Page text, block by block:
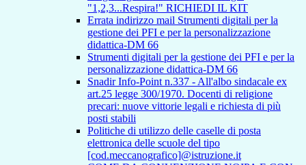
"1,2,3...Respira!" RICHIEDI IL KIT
Errata indirizzo mail Strumenti digitali per la
gestione dei PFI e per la personalizzazione
didattica-DM 66
Strumenti digitali per la gestione dei PFI e per la
personalizzazione didattica-DM 66
Snadir Info-Point n.337 - All'albo sindacale ex
art.25 legge 300/1970. Docenti di religione
precari: nuove vittorie legali e richiesta di più
posti stabili
Politiche di utilizzo delle caselle di posta
elettronica delle scuole del tipo
[cod.meccanografico]@istruzione.it